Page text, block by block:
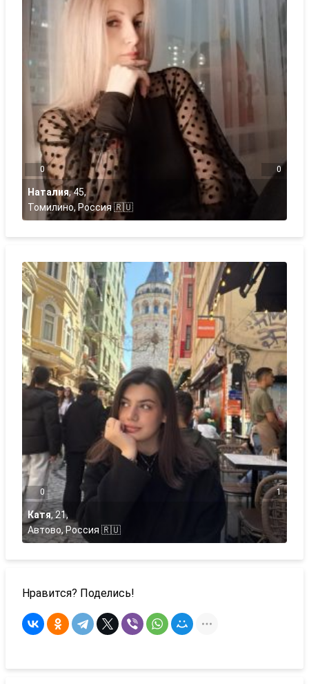
0 0
Наталия,45,
Томилино, Россия 🇷🇺
0 1
Катя, 21,
Автово, Россия 🇷🇺
Нравится? Поделись!